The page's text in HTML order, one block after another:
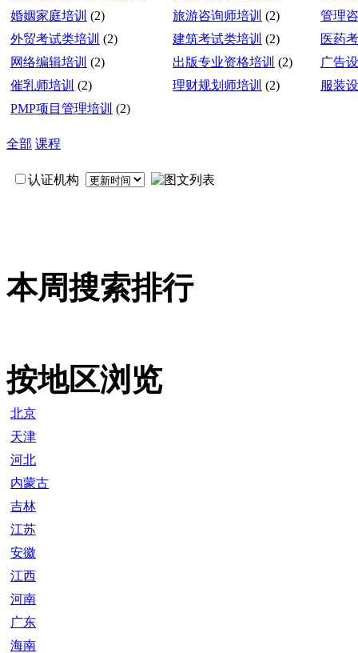
婚姻家庭培训 (2) 旅游咨询师培训 (2)
管理
外贸考试类培训 (2) 建筑考试类培训 (2)
医药
网络编辑培训 (2) 出版专业资格培训 (2)
广告
催乳师培训 (2) 理财规划师培训 (2)
服装
PMP项目管理培训 (2)
全部 课程
认证机构
本周搜索排行
按地区浏览
北京
天津
河北
内蒙古
吉林
江苏
安徽
江西
河南
广东
海南